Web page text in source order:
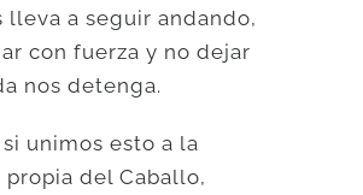
lleva a seguir andando,
con fuerza y no dejar
nos detenga.
unimos esto a la
propia del Caballo,